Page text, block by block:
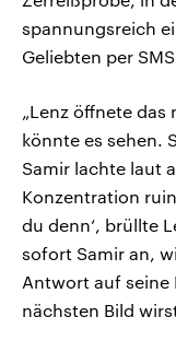
spannungsreich
Geliebten per
„Lenz öffnete das
könnte es sehen.
Samir lachte laut
Konzentration
du denn‘, brüllte
sofort Samir an,
Antwort auf seine
nächsten Bild